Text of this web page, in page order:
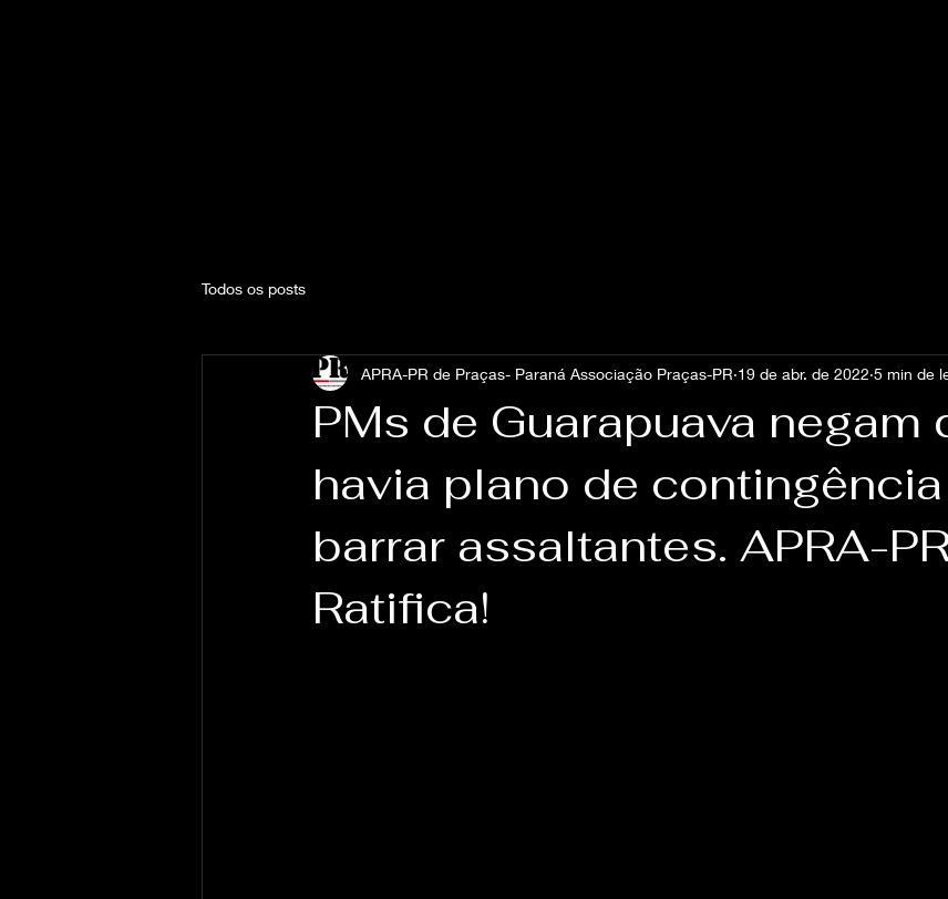
Todos os posts
PMs de Guarapuava negam
havia plano de
barrar assaltantes. APRA-
Ratifica!
APRA-PR de Praças- Paraná Associação Praças-PR 19 de abr. de 2022 5 min de